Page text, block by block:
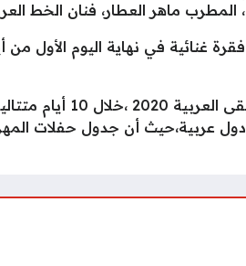
المطرب ماهر العطار، فنان